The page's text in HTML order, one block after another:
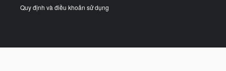
Quy định và điều khoản sử dụng